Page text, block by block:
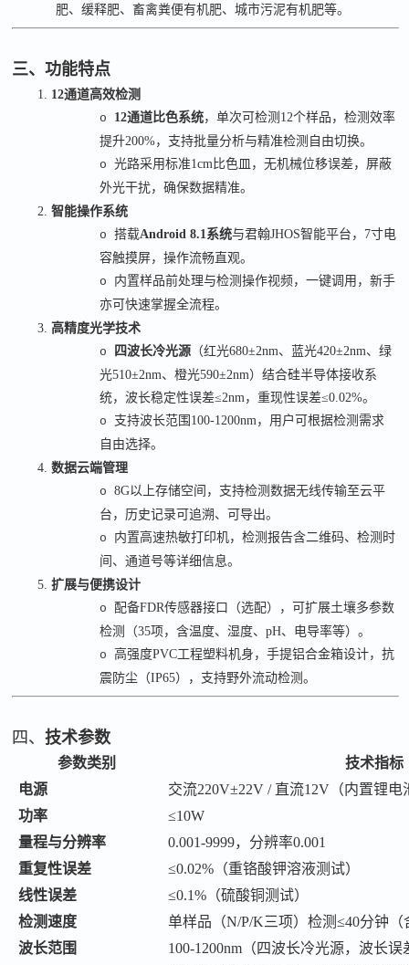
肥、缓释肥、畜禽粪便有机肥、城市污泥有机肥等。
三、功能特点
1. 12通道高效检测
o 12通道比色系统，单次可检测 12个样品，检测效率
提升200%，支持批量分析与精准检测自由切换。
o光路采用标准1cm 比色皿，无机械位移误差，屏蔽
外光干扰，确保数据精准。
2.智能操作系统
o搭载Android 8.1系统与君翰JHOS智能平台， 7寸电
容触摸屏，操作流畅直观。
o 内置样品前处理与检测操作视频，一键调用，新手
亦可快速掌握全流程。
3. 高精度光学技术
o
四波长冷光源 （红光680±2nm、蓝光420±2nm、绿
光510±2nm、橙光590±2nm）结合硅半导体接收系
统，波长稳定性误差≤2nm，重现性误差≤0.02%。
o 支持波长范围 100-1200nm，用户可根据检测需求
自由选择。
4.数据云端管理
o8G以上存储空间，支持检测数据无线传输至云平
台，历史记录可追溯、可导出。
o 内置高速热敏打印机，检测报告含二维码、检测时
间、通道号等详细信息。
5.扩展与便携设计
o 配备FDR传感器接口（选配），可扩展土壤多参数
检测（35项，含温度、湿度、pH、电导率等）。
o 高强度PVC工程塑料机身，手提铝合金箱设计，抗
震防尘（IP65），支持野外流动检测。
四、技术参数
参数类别
技术指标
电源
交流220V±22V / 直流12V（内置锂电
功率
≤10W
量程与分辨率
0.001-9999，分辨率0.001
重复性误差
≤0.02%（重铬酸钾溶液测试）
线性误差
≤0.1%（硫酸铜测试）
检测速度
单样品（N/P/K三项）检测≤40分钟（
波长范围
100-1200nm（四波长冷光源，波长误